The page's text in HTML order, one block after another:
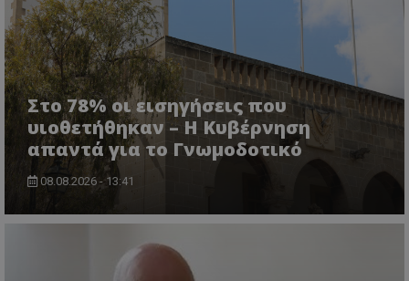
Στο 78% οι εισηγήσεις που
υιοθετήθηκαν – Η Κυβέρνηση
απαντά για το Γνωμοδοτικό
08.08.2026 - 13:41